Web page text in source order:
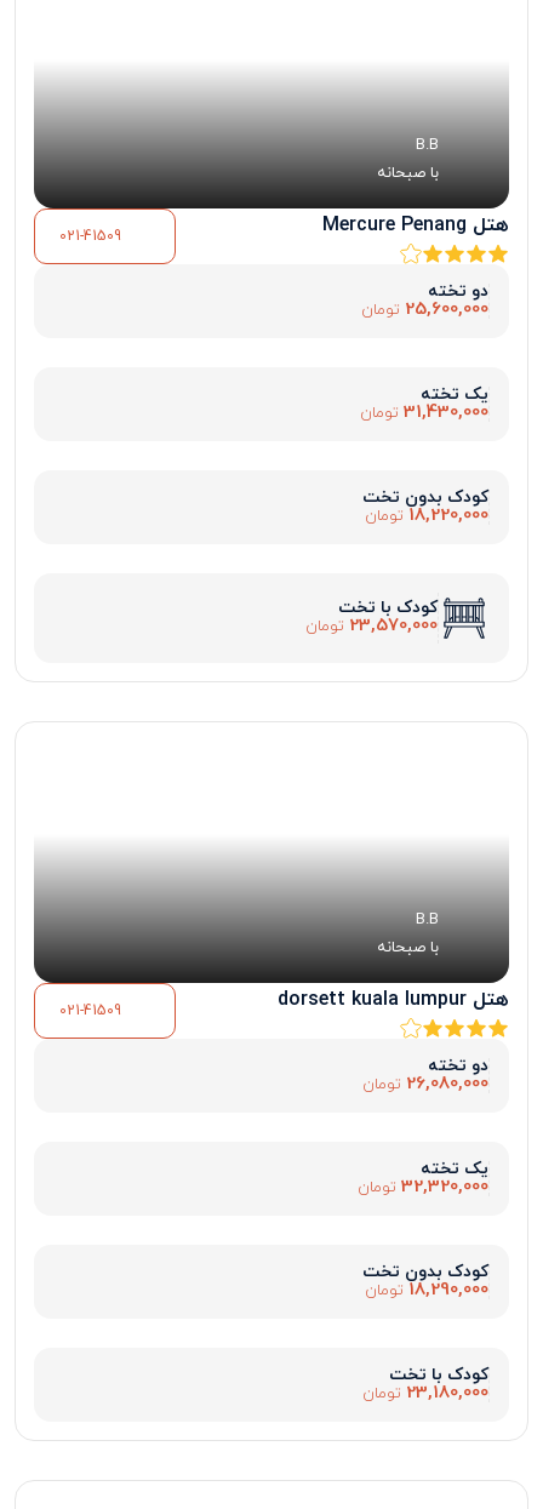
B.B
با صبحانه
هتل Mercure Penang 021-41509
دو تخته
25,600,000 تومان
یک تخته
31,430,000 تومان
کودک بدون تخت
18,220,000 تومان
کودک با تخت
23,570,000 تومان
B.B
با صبحانه
هتل dorsett kuala lumpur 021-41509
دو تخته
26,080,000 تومان
یک تخته
32,320,000 تومان
کودک بدون تخت
18,290,000 تومان
کودک با تخت
23,180,000 تومان